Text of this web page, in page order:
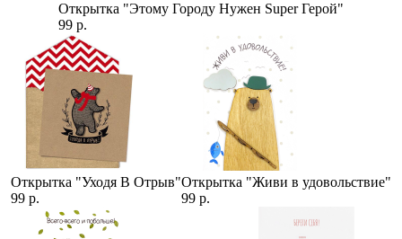
Открытка "Этому Городу Нужен Super Герой"
99 р.
Открытка "Уходя В Отрыв"
99 р.
Открытка "Живи в удовольствие"
99 р.